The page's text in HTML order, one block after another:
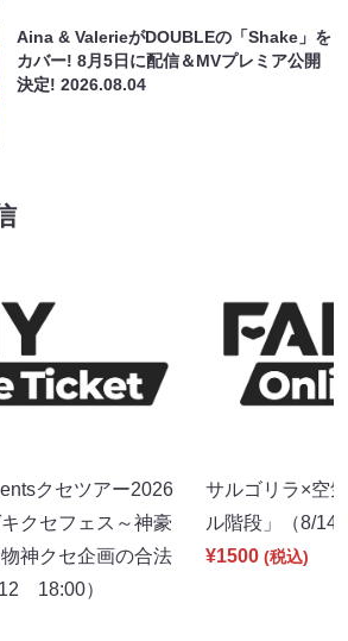
Aina & ValerieがDOUBLEの「Shake」を
カバー! 8月5日に配信＆MVプレミア公開
決定!2026.08.04
クセツアー2026
クセフェス～神豪
神クセ企画の合法
18:00）
サルゴリラ×空
ル階段」（8/
¥1500 (税込)